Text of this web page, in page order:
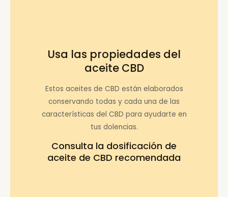
Usa las propiedades del
aceite CBD
Estos aceites de CBD están elaborados
conservando todas y cada una de las
características del CBD para ayudarte en
tus dolencias.
Consulta la dosificación de
aceite de CBD recomendada